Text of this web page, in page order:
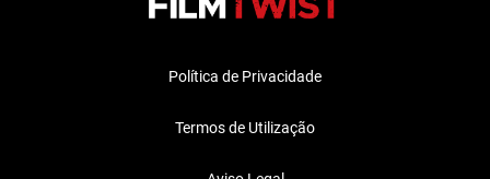
Política de Privacidade
Termos de Utilização